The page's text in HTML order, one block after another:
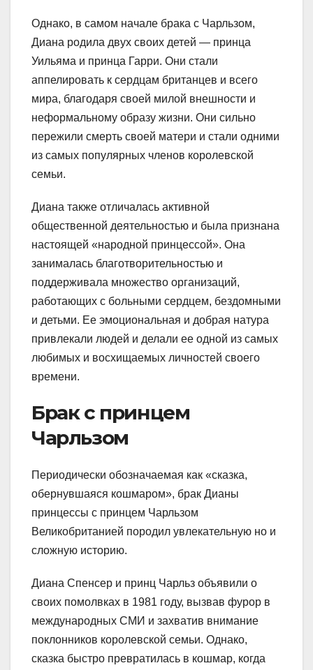
Однако, в самом начале брака с Чарльзом,
Диана родила двух своих детей — принца
Уильяма и принца Гарри. Они стали
аппелировать к сердцам британцев и всего
мира, благодаря своей милой внешности и
неформальному образу жизни. Они сильно
пережили смерть своей матери и стали одними
из самых популярных членов королевской
семьи.
Диана также отличалась активной
общественной деятельностью и была признана
настоящей «народной принцессой». Она
занималась благотворительностью и
поддерживала множество организаций,
работающих с больными сердцем, бездомными
и детьми. Ее эмоциональная и добрая натура
привлекали людей и делали ее одной из самых
любимых и восхищаемых личностей своего
времени.
Брак с принцем
Чарльзом
Периодически обозначаемая как «сказка,
обернувшаяся кошмаром», брак Дианы
принцессы с принцем Чарльзом
Великобританией породил увлекательную но и
сложную историю.
Диана Спенсер и принц Чарльз объявили о
своих помолвках в 1981 году, вызвав фурор в
международных СМИ и захватив внимание
поклонников королевской семьи. Однако,
сказка быстро превратилась в кошмар, когда